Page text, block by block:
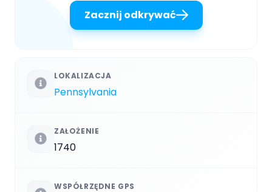
Zacznij odkrywać
LOKALIZACJA
Pennsylvania
ZAŁOŻENIE
1740
WSPÓŁRZĘDNE GPS